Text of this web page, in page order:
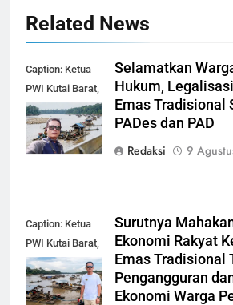
Related News
Caption: Ketua
PWI Kutai Barat,
Alfian Nur (dok-
smk)
Selamatkan
Hukum,
Emas Tradisional
PADes dan PAD
Redaksi
9
Caption: Ketua
PWI Kutai Barat,
Alfian Nur (dok-
smk)
Surutnya
Ekonomi Rakyat
Emas Tradisional
Pengangguran
Ekonomi Warga